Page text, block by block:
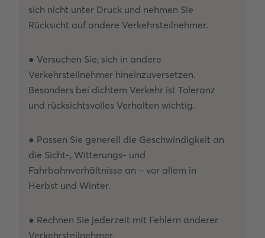
sich nicht unter Druck und nehmen Sie
Rücksicht auf andere Verkehrsteilnehmer.
● Versuchen Sie, sich in andere
Verkehrsteilnehmer hineinzuversetzen.
Besonders bei dichtem Verkehr ist Toleranz
und rücksichtsvolles Verhalten wichtig.
● Passen Sie generell die Geschwindigkeit an
die Sicht-, Witterungs- und
Fahrbahnverhältnisse an – vor allem in
Herbst und Winter.
● Rechnen Sie jederzeit mit Fehlern anderer
Verkehrsteilnehmer.